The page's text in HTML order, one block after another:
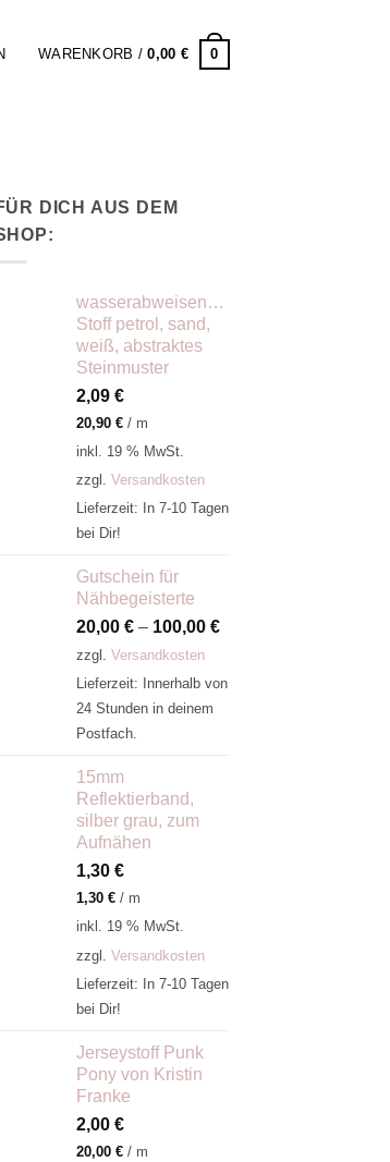
WARENKORB /0,00 € 0
DICH AUS DEM
wasserabweisender
Stoff petrol, sand,
weiß, abstraktes
Steinmuster
2,09 €
20,90 €/ m
inkl. 19 % MwSt.
zzgl. Versandkosten
Lieferzeit:
In 7-10 Tagen
bei Dir!
Gutschein für
Nähbegeisterte
20,00 €– 100,00 €
zzgl. Versandkosten
Lieferzeit:
Innerhalb von
24 Stunden in deinem
Postfach.
15mm
Reflektierband,
silber grau, zum
Aufnähen
1,30 €
1,30 €/ m
inkl. 19 % MwSt.
zzgl. Versandkosten
Lieferzeit:
In 7-10 Tagen
bei Dir!
Jerseystoff Punk
Pony von Kristin
Franke
2,00 €
20,00 €/ m